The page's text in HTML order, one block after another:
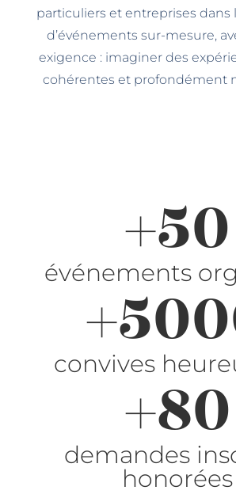
particuliers et entreprises dans
d’événements sur-mesure,
exigence : imaginer des
cohérentes et profondément
50
+
événements
+
convives80
+
demandes
honorées